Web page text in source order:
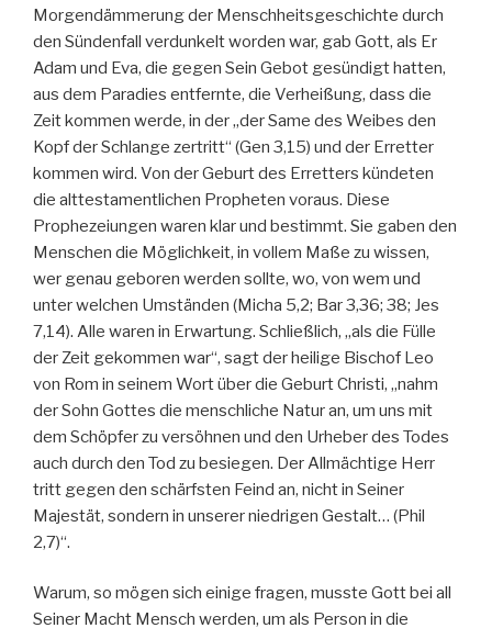
Morgendämmerung der Menschheitsgeschichte durch
den Sündenfall verdunkelt worden war, gab Gott, als Er
Adam und Eva, die gegen Sein Gebot gesündigt hatten,
aus dem Paradies entfernte, die Verheißung, dass die
Zeit kommen werde, in der „der Same des Weibes den
Kopf der Schlange zertritt“ (Gen 3,15) und der Erretter
kommen wird. Von der Geburt des Erretters kündeten
die alttestamentlichen Propheten voraus. Diese
Prophezeiungen waren klar und bestimmt. Sie gaben den
Menschen die Möglichkeit, in vollem Maße zu wissen,
wer genau geboren werden sollte, wo, von wem und
unter welchen Umständen (Micha 5,2; Bar 3,36; 38; Jes
7,14). Alle waren in Erwartung. Schließlich, „als die Fülle
der Zeit gekommen war“, sagt der heilige Bischof Leo
von Rom in seinem Wort über die Geburt Christi, „nahm
der Sohn Gottes die menschliche Natur an, um uns mit
dem Schöpfer zu versöhnen und den Urheber des Todes
auch durch den Tod zu besiegen. Der Allmächtige Herr
tritt gegen den schärfsten Feind an, nicht in Seiner
Majestät, sondern in unserer niedrigen Gestalt… (Phil
2,7)“.
Warum, so mögen sich einige fragen, musste Gott bei all
Seiner Macht Mensch werden, um als Person in die